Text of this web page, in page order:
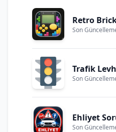
Retro
Son
Trafik
Son
Ehliyet
Son